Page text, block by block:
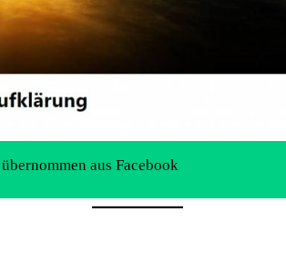
aus Facebook